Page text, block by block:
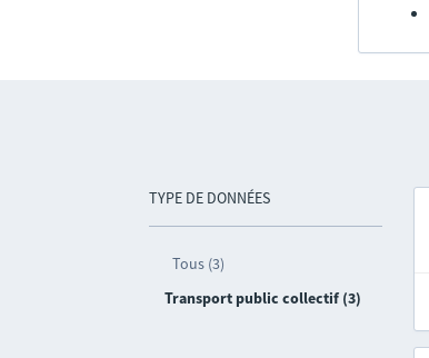
TYPE DE DONNÉES
Tous (3)
Transport public collectif (3)